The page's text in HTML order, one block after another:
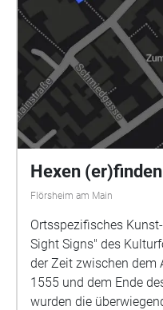
Publikationen des
Zusammenarbeit mit
Flörsheim e.V. / Martina Eckert Das Projekt wird
gefördert von der Stadt
Kulturfonds Frankfurt RheinMain.
Memory Spots und ihre
Rathausplatz
Bahnhofsvorplatz
Straße Höhe Ecke zu
"Deutschen
Lager Firma Saar:
Hexen
Flörsheim am Main
Ortsspezifisches
Sight Signs" des
der Zeit zwischen dem
1555 und dem Ende
wurden die